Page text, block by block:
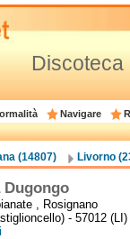
Discoteca
Navigare
(14807) Livorno
Dugongo
, Rosignano
- 57012 (LI)